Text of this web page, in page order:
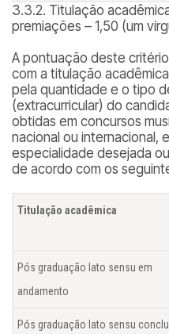
3.3.2. Titulação
premiações – 1,50 (um
A pontuação deste
com a titulação
pela quantidade e o tipo
(extracurricular) do
obtidas em concursos
nacional ou internacional,
especialidade desejada
de acordo com os
Titulação acadêmica
Pós graduação lato sensu em
andamento
Pós graduação lato sensu